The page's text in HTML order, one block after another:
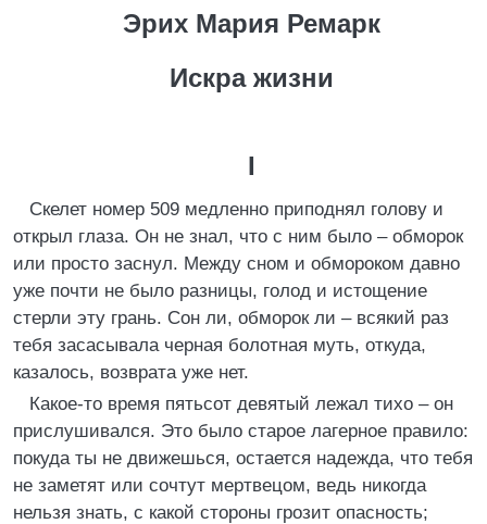
Эрих Мария Ремарк
Искра жизни
I
Скелет номер 509 медленно приподнял голову и
открыл глаза. Он не знал, что с ним было – обморок
или просто заснул. Между сном и обмороком давно
уже почти не было разницы, голод и истощение
стерли эту грань. Сон ли, обморок ли – всякий раз
тебя засасывала черная болотная муть, откуда,
казалось, возврата уже нет.
Какое-то время пятьсот девятый лежал тихо – он
прислушивался. Это было старое лагерное правило:
покуда ты не движешься, остается надежда, что тебя
не заметят или сочтут мертвецом, ведь никогда
нельзя знать, с какой стороны грозит опасность;